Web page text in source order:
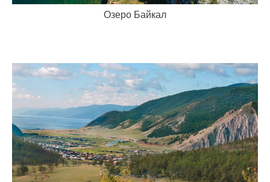
Озеро Байкал